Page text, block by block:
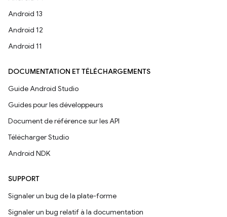
Android 13
Android 12
Android 11
DOCUMENTATION ET TÉLÉCHARGEMENTS
Guide Android Studio
Guides pour les développeurs
Document de référence sur les API
Télécharger Studio
Android NDK
SUPPORT
Signaler un bug de la plate-forme
Signaler un bug relatif à la documentation